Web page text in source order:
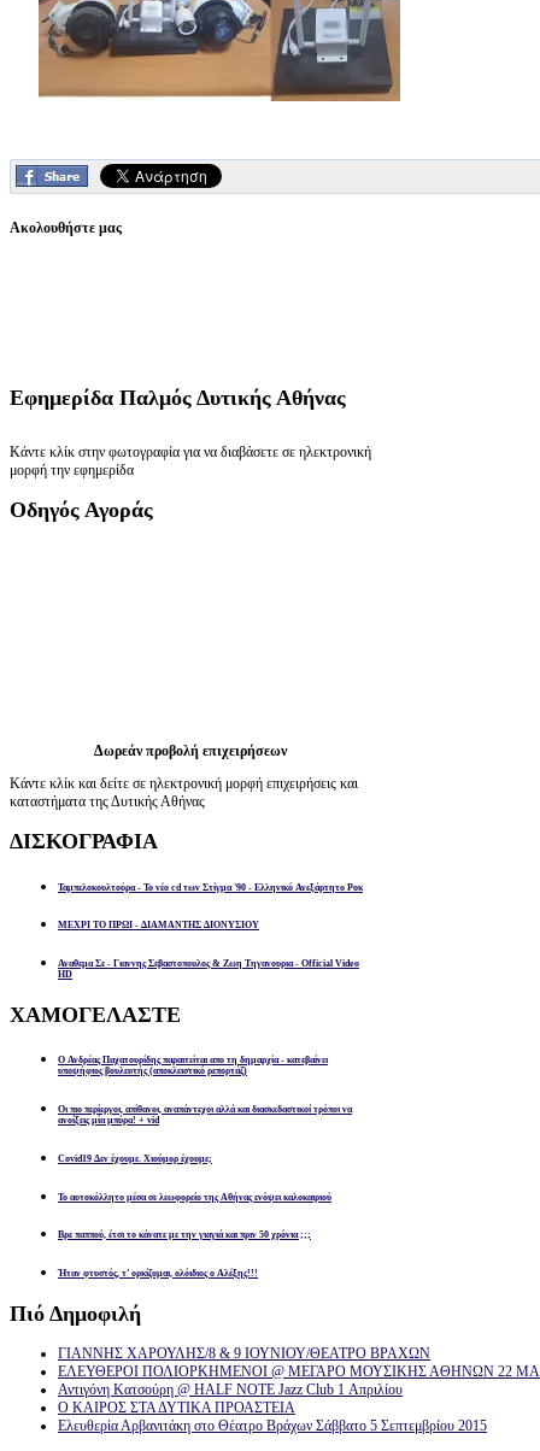
Ακολουθήστε μας
Εφημερίδα Παλμός Δυτικής Αθήνας
Κάντε κλίκ στην φωτογραφία για να διαβάσετε σε ηλεκτρονική
μορφή την εφημερίδα
Οδηγός Αγοράς
Δωρεάν προβολή επιχειρήσεων
Κάντε κλίκ και δείτε σε ηλεκτρονική μορφή επιχειρήσεις και
καταστήματα της Δυτικής Αθήνας
ΔΙΣΚΟΓΡΑΦΙΑ
Ταμπελοκουλτούρα - Το νέο cd των Στίγμα '90 - Ελληνικό Ανεξάρτητο Ροκ
ΜΕΧΡΙ ΤΟ ΠΡΩΙ - ΔΙΑΜΑΝΤΗΣ ΔΙΟΝΥΣΙΟΥ
Αναθεμα Σε - Γιαννης Σεβαστοπουλος & Ζωη Τηγανουρια - Official Video
HD
ΧΑΜΟΓΕΛΑΣΤΕ
Ο Ανδρέας Παχατουρίδης παραιτείται απο τη δημαρχία - κατεβαίνει
υποψήφιος βουλευτής (αποκλειστικό ρεπορτάζ)
Οι πιο περίεργοι, απίθανοι, αναπάντεχοι αλλά και διασκεδαστικοί τρόποι να
ανοίξεις μία μπύρα! + vid
Covid19 Δεν έχουμε. Χιούμορ έχουμε;
Το αυτοκόλλητο μέσα σε λεωφορείο της Αθήνας ενόψει καλοκαιριού
Βρε παππού, έτσι το κάνατε με την γιαγιά και πριν 50 χρόνια ;;;
Ήταν φτυστός, τ’ ορκίζομαι, ολόιδιος ο Αλέξης!!!
Πιό Δημοφιλή
ΓΙΑΝΝΗΣ ΧΑΡΟΥΛΗΣ/8 & 9 ΙΟΥΝΙΟΥ/ΘΕΑΤΡΟ ΒΡΑΧΩΝ
ΕΛΕΥΘΕΡΟΙ ΠΟΛΙΟΡΚΗΜΕΝΟΙ @ ΜΕΓΑΡΟ ΜΟΥΣΙΚΗΣ ΑΘΗΝΩΝ 22
Αντιγόνη Κατσούρη @ HALF NOTE Jazz Club 1 Απριλίου
Ο ΚΑΙΡΟΣ ΣΤΑ ΔΥΤΙΚΑ ΠΡΟΑΣΤΕΙΑ
Ελευθερία Αρβανιτάκη στο Θέατρο Βράχων Σάββατο 5 Σεπτεμβρίου 2015